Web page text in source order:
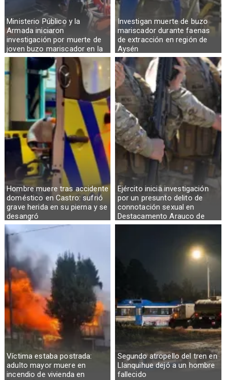
Ministerio Público y la
Armada iniciaron
investigación por muerte de
joven buzo mariscador en la
Región de Aysén
Investigan muerte de buzo
mariscador durante faenas
de extracción en región de
Aysén
Hombre muere tras accidente
doméstico en Castro: sufrió
grave herida en su pierna y se
desangró
Ejército inicia investigación
por un presunto delito de
connotación sexual en
Destacamento Arauco de
Osorno
Víctima estaba postrada:
adulto mayor muere en
incendio de vivienda en
Segundo atropello del tren en
Llanquihue dejó a un hombre
fallecido